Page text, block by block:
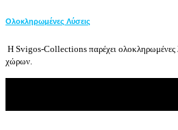
Ολοκληρωμένες Λύσεις
H Svigos-Collections παρέχει ολοκληρωμένες
χώρων.